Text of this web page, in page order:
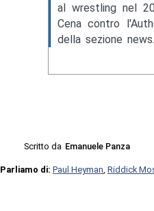
al wrestling nel
Cena contro
della sezione news.
Scritto da Emanuele Panza
Parliamo di: Paul Heyman Riddick